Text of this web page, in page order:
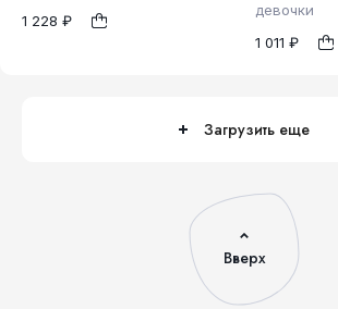
1 228 ₽
98 104
девочки
1 011 ₽
1
Загрузить еще
Вверх